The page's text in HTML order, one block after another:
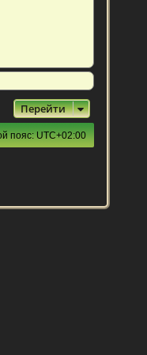
Перейти
пояс:UTC+02:00